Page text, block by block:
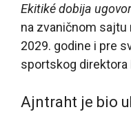
Ekitiké dobija
na zvaničnom sajtu
2029. godine i pre
sportskog direktora
Ajntraht je bio